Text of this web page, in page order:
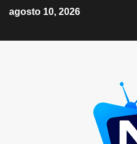
agosto 10, 2026